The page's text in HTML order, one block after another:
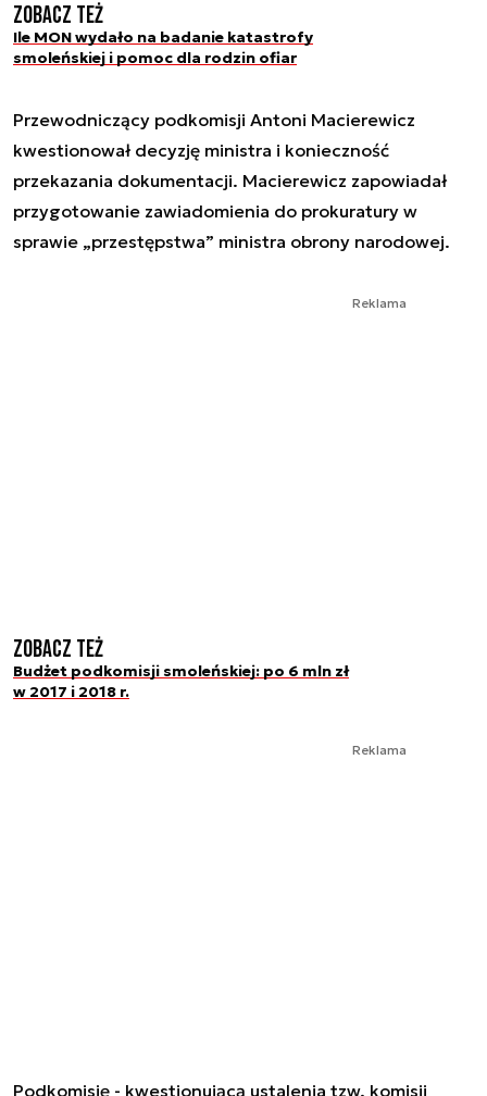
Zobacz też
Ile MON wydało na badanie katastrofy
smoleńskiej i pomoc dla rodzin ofiar
Przewodniczący podkomisji Antoni Macierewicz
kwestionował decyzję ministra i konieczność
przekazania dokumentacji. Macierewicz zapowiadał
przygotowanie zawiadomienia do prokuratury w
sprawie „przestępstwa” ministra obrony narodowej.
Reklama
Zobacz też
Budżet podkomisji smoleńskiej: po 6 mln zł
w 2017 i 2018 r.
Reklama
Podkomisję - kwestionującą ustalenia tzw. komisji